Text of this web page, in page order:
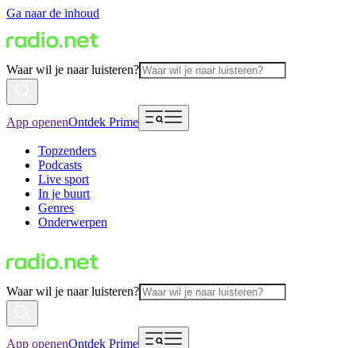
Ga naar de inhoud
Waar wil je naar luisteren?
App openenOntdek Prime
Topzenders
Podcasts
Live sport
In je buurt
Genres
Onderwerpen
Waar wil je naar luisteren?
App openenOntdek Prime